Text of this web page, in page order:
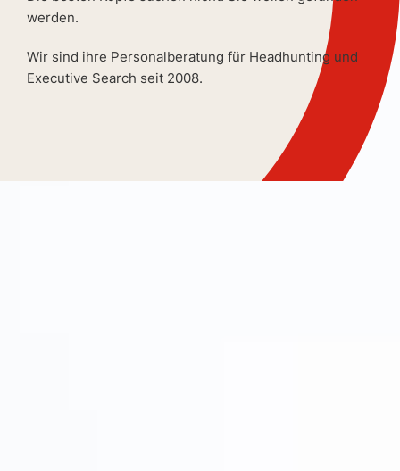
werden.
Wir sind ihre Personalberatung für Headhunting und
Executive Search seit 2008.